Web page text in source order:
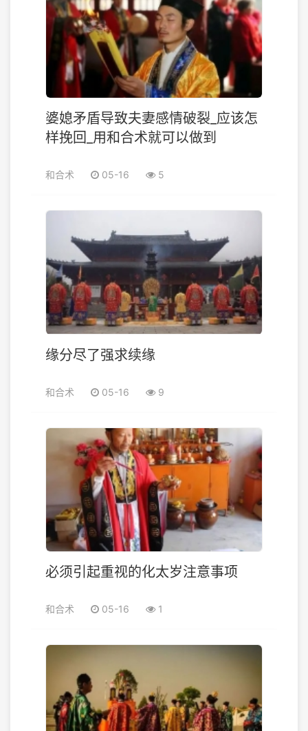
婆媳矛盾导致夫妻感情破裂_应该怎
样挽回_用和合术就可以做到
和合术 05-16 5
缘分尽了强求续缘
和合术 05-16 9
必须引起重视的化太岁注意事项
和合术 05-16 1